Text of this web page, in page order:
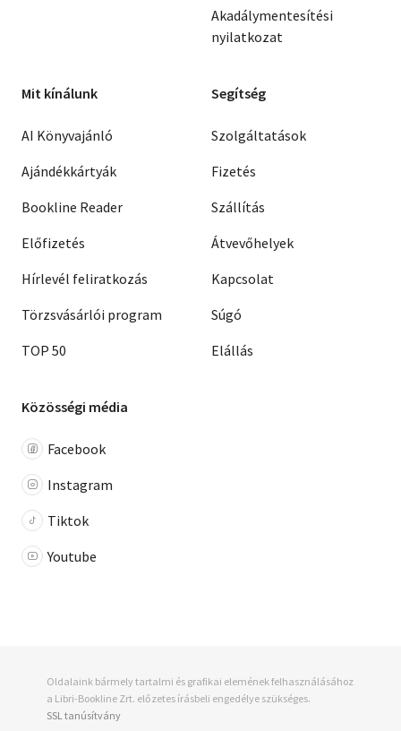
Akadálymentesítési
nyilatkozat
Mit kínálunk
AI Könyvajánló
Ajándékkártyák
Bookline Reader
Előfizetés
Hírlevél feliratkozás
Törzsvásárlói program
TOP 50
Segítség
Szolgáltatások
Fizetés
Szállítás
Átvevőhelyek
Kapcsolat
Súgó
Elállás
Közösségi média
Facebook
Instagram
Tiktok
Youtube
Oldalaink bármely tartalmi és grafikai elemének felhasználásához
a Libri-Bookline Zrt. előzetes írásbeli engedélye szükséges.
SSL tanúsítvány